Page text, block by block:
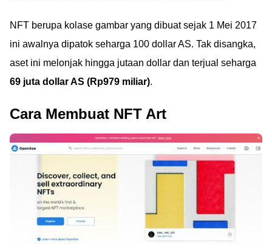
NFT berupa kolase gambar yang dibuat sejak 1 Mei 2017
ini awalnya dipatok seharga 100 dollar AS. Tak disangka,
aset ini melonjak hingga jutaan dollar dan terjual seharga
69 juta dollar AS (Rp979 miliar).
Cara Membuat NFT Art